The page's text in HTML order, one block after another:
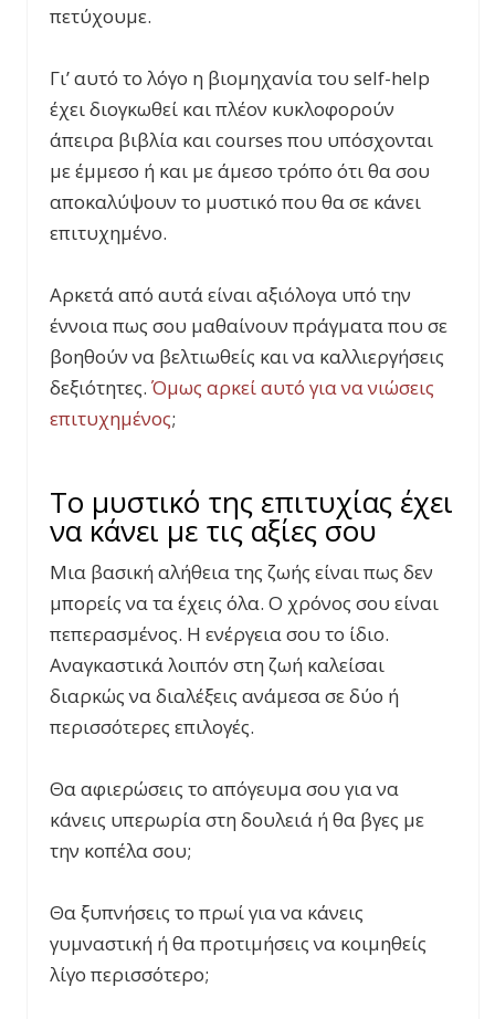
πετύχουμε.
Γι’ αυτό το λόγο η βιομηχανία του self-help
έχει διογκωθεί και πλέον κυκλοφορούν
άπειρα βιβλία και courses που υπόσχονται
με έμμεσο ή και με άμεσο τρόπο ότι θα σου
αποκαλύψουν το μυστικό που θα σε κάνει
επιτυχημένο.
Αρκετά από αυτά είναι αξιόλογα υπό την
έννοια πως σου μαθαίνουν πράγματα που σε
βοηθούν να βελτιωθείς και να καλλιεργήσεις
δεξιότητες. Όμως αρκεί αυτό για να νιώσεις
επιτυχημένος;
Το μυστικό της επιτυχίας έχει
να κάνει με τις αξίες σου
Μια βασική αλήθεια της ζωής είναι πως δεν
μπορείς να τα έχεις όλα. Ο χρόνος σου είναι
πεπερασμένος. Η ενέργεια σου το ίδιο.
Αναγκαστικά λοιπόν στη ζωή καλείσαι
διαρκώς να διαλέξεις ανάμεσα σε δύο ή
περισσότερες επιλογές.
Θα αφιερώσεις το απόγευμα σου για να
κάνεις υπερωρία στη δουλειά ή θα βγες με
την κοπέλα σου;
Θα ξυπνήσεις το πρωί για να κάνεις
γυμναστική ή θα προτιμήσεις να κοιμηθείς
λίγο περισσότερο;